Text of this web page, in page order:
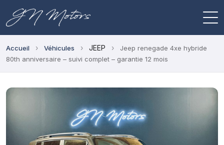
Accueil › Véhicules › JEEP ›
Jeep renegade 4xe hybride
80th anniversaire – suivi complet – garantie 12 mois